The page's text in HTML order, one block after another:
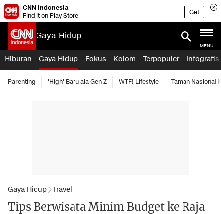
CNN Indonesia
Find it on Play Store
Get
Gaya Hidup
MENU
Hiburan Gaya Hidup Fokus Kolom Terpopuler Infografis
Parenting 'High' Baru ala Gen Z WTF! Lifestyle Taman Nasional
Gaya Hidup Travel
Tips Berwisata Minim Budget ke Raja